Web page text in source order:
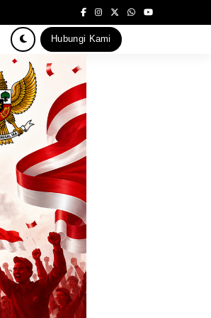
Hubungi Kami